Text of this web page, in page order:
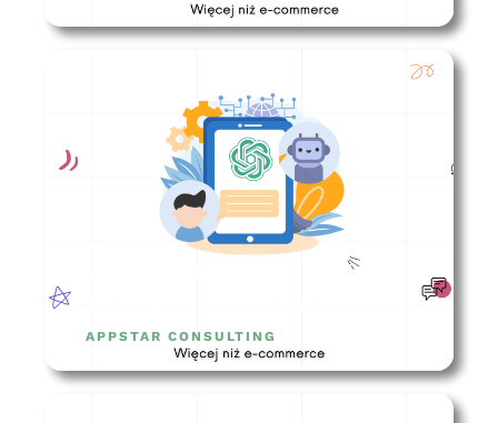
Jakie integracje musi posiadać
APPSTAR CONSULTING